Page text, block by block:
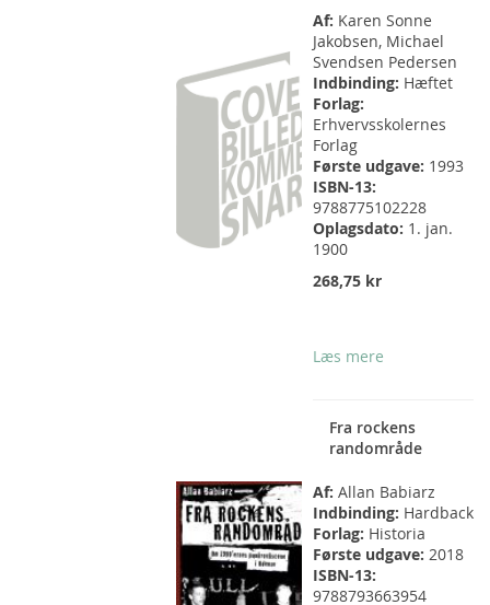
Af: Karen Sonne
Jakobsen, Michael
Svendsen Pedersen
Indbinding: Hæftet
Forlag:
Erhvervsskolernes
Forlag
Første udgave: 1993
ISBN-13:
9788775102228
Oplagsdato: 1. jan.
1900
268,75 kr
Læs mere
Fra rockens
randområde
Af: Allan Babiarz
Indbinding: Hardback
Forlag: Historia
Første udgave: 2018
ISBN-13:
9788793663954